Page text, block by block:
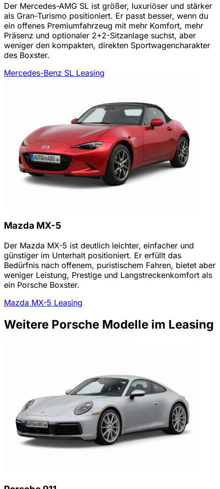
Der Mercedes-AMG SL ist größer, luxuriöser und stärker
als Gran-Turismo positioniert. Er passt besser, wenn du
ein offenes Premiumfahrzeug mit mehr Komfort, mehr
Präsenz und optionaler 2+2-Sitzanlage suchst, aber
weniger den kompakten, direkten Sportwagencharakter
des Boxster.
Mercedes-Benz SL Leasing
Mazda MX-5
Der Mazda MX-5 ist deutlich leichter, einfacher und
günstiger im Unterhalt positioniert. Er erfüllt das
Bedürfnis nach offenem, puristischem Fahren, bietet aber
weniger Leistung, Prestige und Langstreckenkomfort als
ein Porsche Boxster.
Mazda MX-5 Leasing
Weitere Porsche Modelle im Leasing